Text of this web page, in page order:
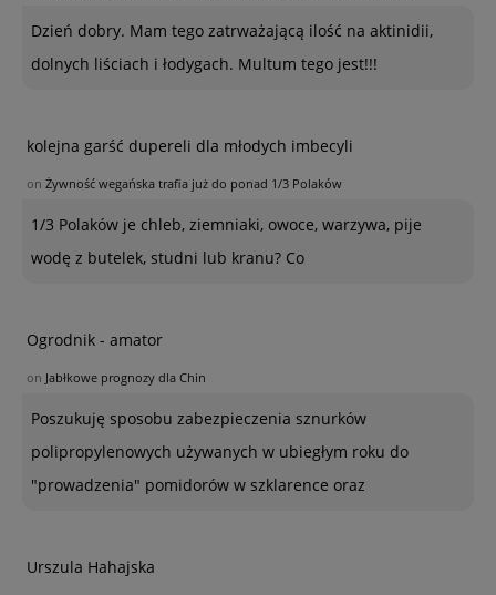
Dzień dobry. Mam tego zatrważającą ilość na aktinidii,
dolnych liściach i łodygach. Multum tego jest!!!
kolejna garść dupereli dla młodych imbecyli
on Żywność wegańska trafia już do ponad 1/3 Polaków
1/3 Polaków je chleb, ziemniaki, owoce, warzywa, pije
wodę z butelek, studni lub kranu? Co
Ogrodnik - amator
on Jabłkowe prognozy dla Chin
Poszukuję sposobu zabezpieczenia sznurków
polipropylenowych używanych w ubiegłym roku do
"prowadzenia" pomidorów w szklarence oraz
Urszula Hahajska